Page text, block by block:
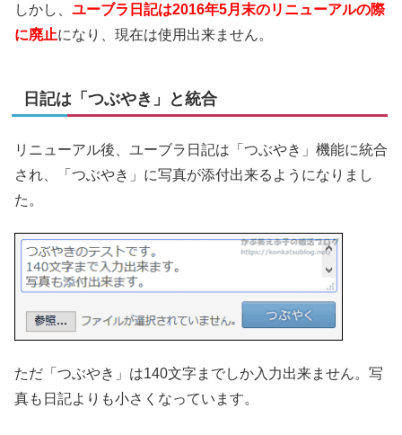
しかし、 ユーブラ日記は2016年5月末のリニューアルの際
に廃止になり、現在は使用出来ません。
日記は「つぶやき」と統合
リニューアル後、ユーブラ日記は「つぶやき」機能に統合
され、「つぶやき」に写真が添付出来るようになりまし
た。
ただ「つぶやき」は140文字までしか入力出来ません。写
真も日記よりも小さくなっています。